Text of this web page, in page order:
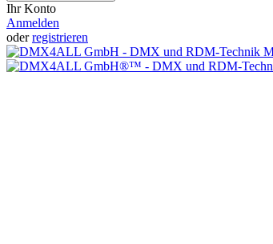
Ihr Konto
Anmelden
oderregistrieren